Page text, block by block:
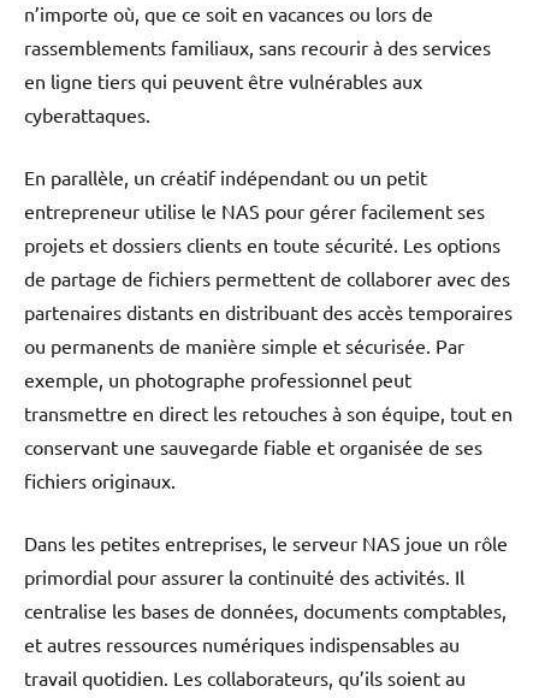
n’importe où, que ce soit en vacances ou lors de
rassemblements familiaux, sans recourir à des services
en ligne tiers qui peuvent être vulnérables aux
cyberattaques.
En parallèle, un créatif indépendant ou un petit
entrepreneur utilise le NAS pour gérer facilement ses
projets et dossiers clients en toute sécurité. Les options
de partage de fichiers permettent de collaborer avec des
partenaires distants en distribuant des accès temporaires
ou permanents de manière simple et sécurisée. Par
exemple, un photographe professionnel peut
transmettre en direct les retouches à son équipe, tout en
conservant une sauvegarde fiable et organisée de ses
fichiers originaux.
Dans les petites entreprises, le serveur NAS joue un rôle
primordial pour assurer la continuité des activités. Il
centralise les bases de données, documents comptables,
et autres ressources numériques indispensables au
travail quotidien. Les collaborateurs, qu’ils soient au